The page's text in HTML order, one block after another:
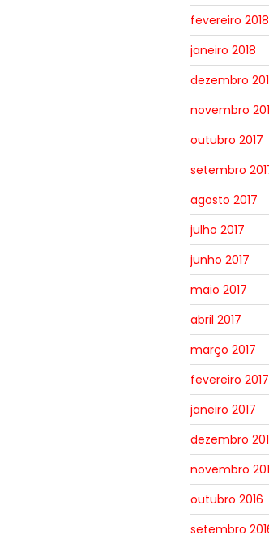
fevereiro 2018
janeiro 2018
dezembro
novembro
outubro 2017
setembro
agosto 2017
julho 2017
junho 2017
maio 2017
abril 2017
março 2017
fevereiro 2017
janeiro 2017
dezembro
novembro
outubro 2016
setembro